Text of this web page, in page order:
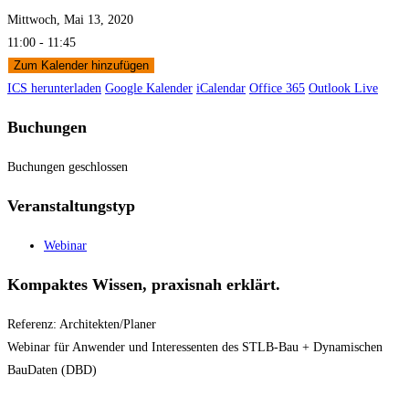
Mittwoch, Mai 13, 2020
11:00 - 11:45
Zum Kalender hinzufügen
ICS herunterladen Google Kalender iCalendar Office 365 Outlook Live
Buchungen
Buchungen geschlossen
Veranstaltungstyp
Webinar
Kompaktes Wissen, praxisnah erklärt.
Referenz: Architekten/Planer
Webinar für Anwender und Interessenten des STLB-Bau + Dynamischen
BauDaten (DBD)